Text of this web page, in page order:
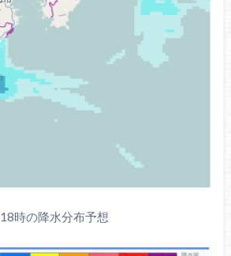
18時の降水分布予想